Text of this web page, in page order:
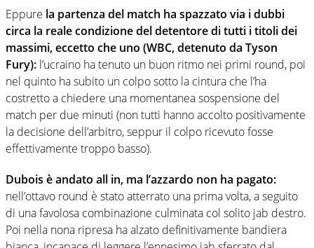
Eppure la partenza del match ha spazzato via i dubbi
circa la reale condizione del detentore di tutti i titoli dei
massimi, eccetto che uno (WBC, detenuto da Tyson
Fury): l’ucraino ha tenuto un buon ritmo nei primi round, poi
nel quinto ha subito un colpo sotto la cintura che l’ha
costretto a chiedere una momentanea sospensione del
match per due minuti (non tutti hanno accolto positivamente
la decisione dell’arbitro, seppur il colpo ricevuto fosse
effettivamente troppo basso).
Dubois è andato all in, ma l’azzardo non ha pagato:
nell’ottavo round è stato atterrato una prima volta, a seguito
di una favolosa combinazione culminata col solito jab destro.
Poi nella nona ripresa ha alzato definitivamente bandiera